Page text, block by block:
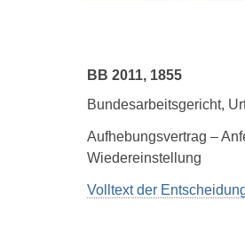
BB 2011, 1855
Bundesarbeitsgericht,
Aufhebungsvertrag –
Wiedereinstellung
Volltext der